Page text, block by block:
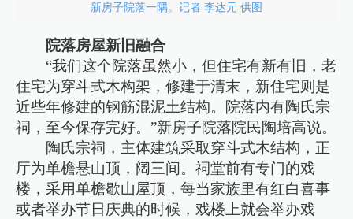
新房子院落一隅。记者 李达元 供图
院落房屋新旧融合
“我们这个院落虽然小，但住宅有新有旧，老
住宅为穿斗式木构架，修建于清末，新住宅则是
近些年修建的钢筋混泥土结构。院落内有陶氏宗
祠，至今保存完好。”新房子院落院民陶培高说。
陶氏宗祠，主体建筑采取穿斗式木结构，正
厅为单檐悬山顶，阔三间。祠堂前有专门的戏
楼，采用单檐歇山屋顶，每当家族里有红白喜事
或者举办节日庆典的时候，戏楼上就会举办戏